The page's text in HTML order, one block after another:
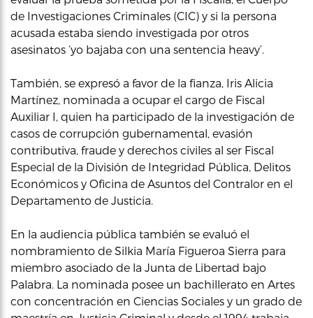
de Investigaciones Criminales (CIC) y si la persona
acusada estaba siendo investigada por otros
asesinatos ‘yo bajaba con una sentencia heavy’.
También, se expresó a favor de la fianza, Iris Alicia
Martínez, nominada a ocupar el cargo de Fiscal
Auxiliar I, quien ha participado de la investigación de
casos de corrupción gubernamental, evasión
contributiva, fraude y derechos civiles al ser Fiscal
Especial de la División de Integridad Pública, Delitos
Económicos y Oficina de Asuntos del Contralor en el
Departamento de Justicia.
En la audiencia pública también se evaluó el
nombramiento de Silkia María Figueroa Sierra para
miembro asociado de la Junta de Libertad bajo
Palabra. La nominada posee un bachillerato en Artes
con concentración en Ciencias Sociales y un grado de